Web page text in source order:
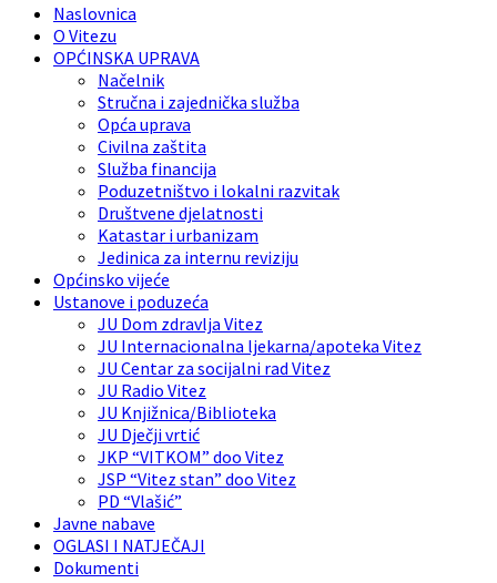
Naslovnica
O Vitezu
OPĆINSKA UPRAVA
Načelnik
Stručna i zajednička služba
Opća uprava
Civilna zaštita
Služba financija
Poduzetništvo i lokalni razvitak
Društvene djelatnosti
Katastar i urbanizam
Jedinica za internu reviziju
Općinsko vijeće
Ustanove i poduzeća
JU Dom zdravlja Vitez
JU Internacionalna ljekarna/apoteka Vitez
JU Centar za socijalni rad Vitez
JU Radio Vitez
JU Knjižnica/Biblioteka
JU Dječji vrtić
JKP “VITKOM” doo Vitez
JSP “Vitez stan” doo Vitez
PD “Vlašić”
Javne nabave
OGLASI I NATJEČAJI
Dokumenti